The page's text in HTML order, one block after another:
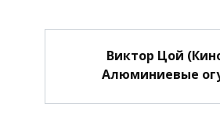
Виктор Цой
Алюминиевые